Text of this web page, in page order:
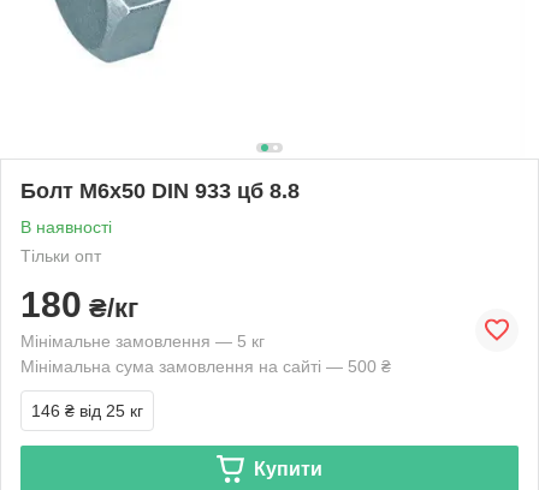
Болт М6х50 DIN 933 цб 8.8
В наявності
Тільки опт
180 ₴/кг
Мінімальне замовлення — 5 кг
Мінімальна сума замовлення на сайті — 500 ₴
146 ₴ від 25 кг
Купити